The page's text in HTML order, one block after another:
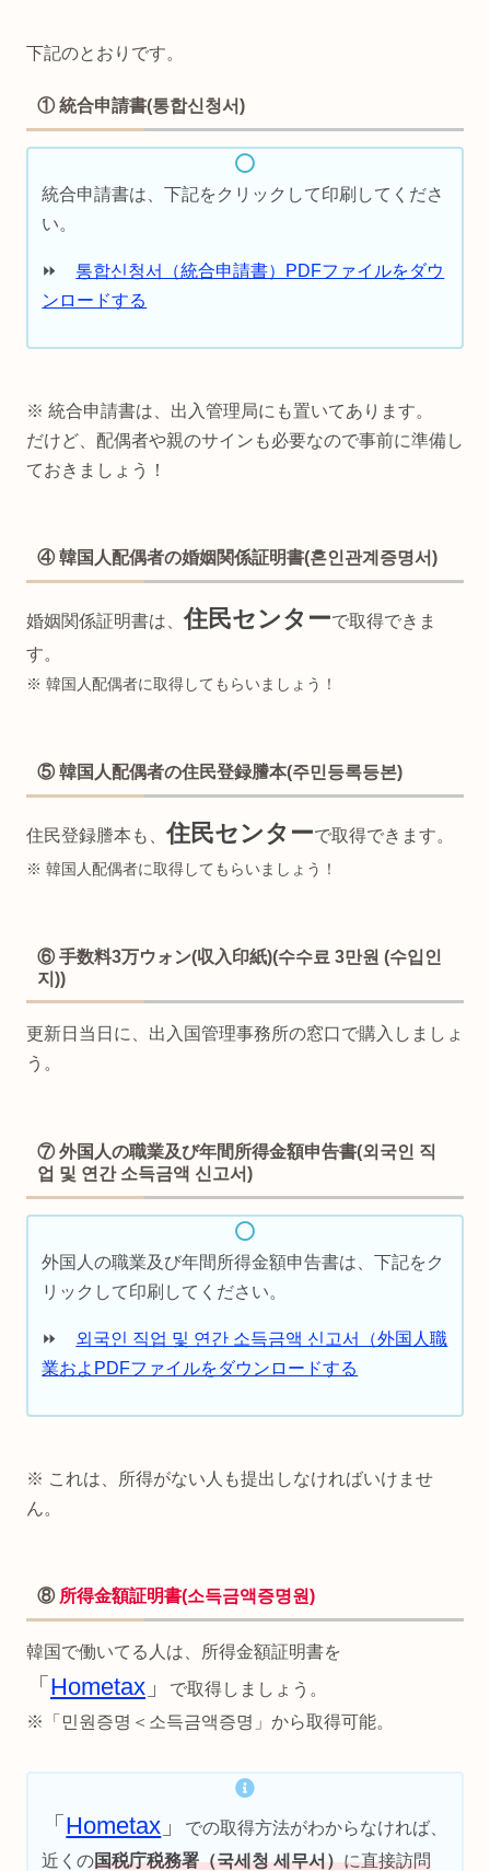
下記のとおりです。
① 統合申請書(통합신청서)
統合申請書は、下記をクリックして印刷してくださ
い。
⏩ 통합신청서（統合申請書）PDFファイルをダウ
ンロードする
※ 統合申請書は、出入管理局にも置いてあります。
だけど、配偶者や親のサインも必要なので事前に準備し
ておきましょう！
④ 韓国人配偶者の婚姻関係証明書(혼인관계증명서)
婚姻関係証明書は、住民センターで取得できま
す。
※ 韓国人配偶者に取得してもらいましょう！
⑤ 韓国人配偶者の住民登録謄本(주민등록등본)
住民登録謄本も、住民センターで取得できます。
※ 韓国人配偶者に取得してもらいましょう！
⑥ 手数料3万ウォン(収入印紙)(수수료 3만원 (수입인
지))
更新日当日に、出入国管理事務所の窓口で購入しましょ
う。
⑦ 外国人の職業及び年間所得金額申告書(외국인 직
업 및 연간 소득금액 신고서)
外国人の職業及び年間所得金額申告書は、下記をク
リックして印刷してください。
⏩ 외국인 직업 및 연간 소득금액 신고서（外国人職
業およPDFファイルをダウンロードする
※ これは、所得がない人も提出しなければいけませ
ん。
⑧ 所得金額証明書(소득금액증명원)
韓国で働いてる人は、所得金額証明書を
「 Hometax 」
で取得しましょう。
※「민원증명＜소득금액증명」から取得可能。
「 Hometax 」
での取得方法がわからなければ、
近くの国税庁税務署（국세청 세무서）に直接訪問